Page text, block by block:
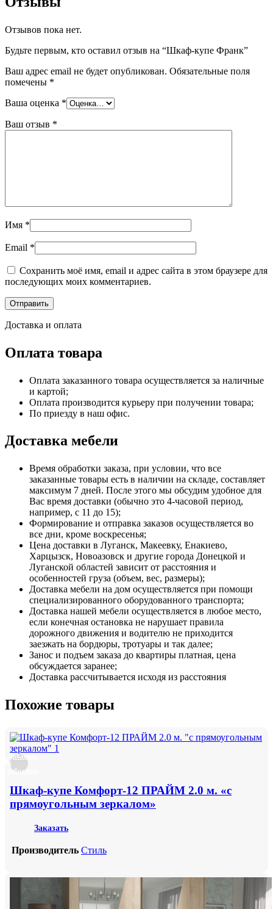
Отзывов пока нет.
Будьте первым, кто оставил отзыв на “Шкаф-купе Франк”
Ваш адрес email не будет опубликован. Обязательные поля
помечены *
Ваша оценка *
Ваш отзыв *
Имя *
Email *
Сохранить моё имя, email и адрес сайта в этом браузере для
последующих моих комментариев.
Доставка и оплата
Оплата товара
Оплата заказанного товара осуществляется за наличные
и картой;
Оплата производится курьеру при получении товара;
По приезду в наш офис.
Доставка мебели
Время обработки заказа, при условии, что все
заказанные товары есть в наличии на складе, составляет
максимум 7 дней. После этого мы обсудим удобное для
Вас время доставки (обычно это 4-часовой период,
например, с 11 до 15);
Формирование и отправка заказов осуществляется во
все дни, кроме воскресенья;
Цена доставки в Луганск, Макеевку, Енакиево,
Харцызск, Новоазовск и другие города Донецкой и
Луганской областей зависит от расстояния и
особенностей груза (объем, вес, размеры);
Доставка мебели на дом осуществляется при помощи
специализированного оборудованного транспорта;
Доставка нашей мебели осуществляется в любое место,
если конечная остановка не нарушает правила
дорожного движения и водителю не приходится
заезжать на бордюры, тротуары и так далее;
Занос и подъем заказа до квартиры платная, цена
обсуждается заранее;
Доставка рассчитывается исходя из расстояния
Похожие товары
Добавить
в
избранное
Шкаф-купе Комфорт-12 ПРАЙМ 2.0 м. «с
прямоугольным зеркалом»
Заказать
Производитель Стиль